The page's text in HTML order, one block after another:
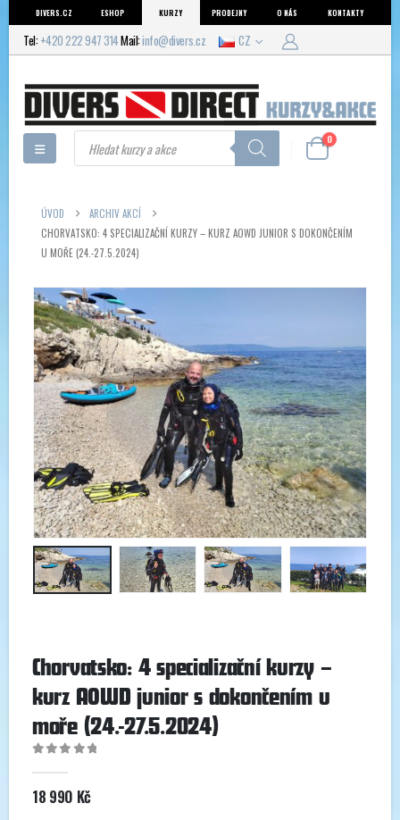
DIVERS.CZ ESHOP KURZY PRODEJNY O NÁS KONTAKTY
Tel: +420 222 947 314Mail:info@divers.cz CZ
Products
search 0
ÚVOD
ARCHIV AKCÍ
CHORVATSKO: 4 SPECIALIZAČNÍ KURZY – KURZ AOWD JUNIOR S DOKONČENÍM
U MOŘE (24.-27.5.2024)
Chorvatsko: 4 specializační kurzy –
kurz AOWD junior s dokončením u
moře (24.-27.5.2024)
18 990 Kč